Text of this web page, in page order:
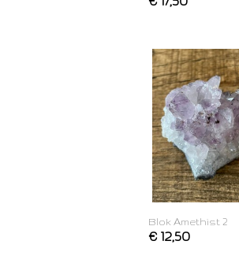
Blok Amethist 2
€ 12,50